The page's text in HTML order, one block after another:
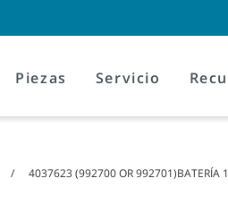
Piezas Servicio
4037623 (992700 OR 992701)BATERÍA